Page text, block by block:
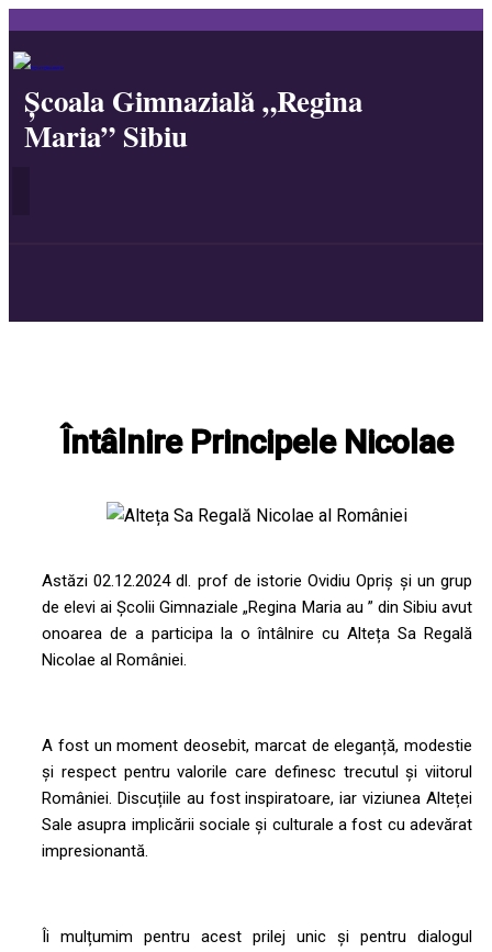
Școala Gimnazială „Regina
Maria” Sibiu
Întâlnire Principele Nicolae
Astăzi 02.12.2024 dl. prof de istorie Ovidiu Opriș și un grup
de elevi ai Școlii Gimnaziale „Regina Maria au ” din Sibiu avut
onoarea de a participa la o întâlnire cu Alteța Sa Regală
Nicolae al României.
A fost un moment deosebit, marcat de eleganță, modestie
și respect pentru valorile care definesc trecutul și viitorul
României. Discuțiile au fost inspiratoare, iar viziunea Alteței
Sale asupra implicării sociale și culturale a fost cu adevărat
impresionantă.
Îi mulțumim pentru acest prilej unic și pentru dialogul